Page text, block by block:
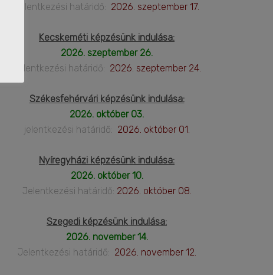
Jelentkezési határidő: 2026. szeptember 17.
Kecskeméti képzésünk indulása:
2026. szeptember 26.
Jelentkezési határidő: 2026. szeptember 24.
Székesfehérvári képzésünk indulása:
2026. október 03.
jelentkezési határidő: 2026. október 01.
Nyíregyházi képzésünk indulása:
2026. október 10.
Jelentkezési határidő: 2026. október 08.
Szegedi képzésünk indulása:
2026. november 14.
Jelentkezési határidő: 2026. november 12.